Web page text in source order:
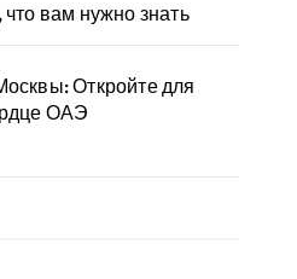
вам нужно знать
Откройте для
ОАЭ